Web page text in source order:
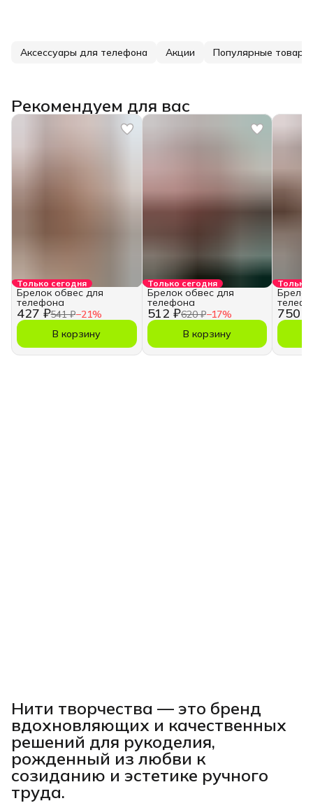
Аксессуары для телефона Акции Популярные товары
Рекомендуем для вас
Только сегодня
427 ₽541 ₽−21%
Брелок обвес для
телефона
В корзину
Только сегодня
512 ₽620 ₽−17%
Брелок обвес для
телефона
В корзину
Только
750 ₽
Нити творчества — это бренд
вдохновляющих и качественных
решений для рукоделия,
рожденный из любви к
созиданию и эстетике ручного
труда.